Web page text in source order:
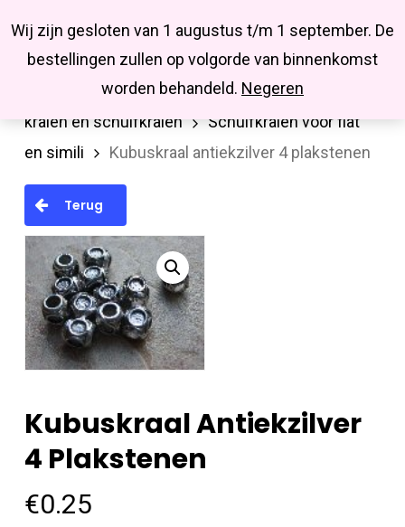
Wij zijn gesloten van 1 augustus t/m 1 september. De
bestellingen zullen op volgorde van binnenkomst
worden behandeld. Negeren
main
Missbluesieraden
searchaccount
Kralen en kralenmixen
Metalen
kralen en schuifkralen
Schuifkralen voor flat
en simili
Kubuskraal antiekzilver 4 plakstenen
Terug
Kubuskraal Antiekzilver
4 Plakstenen
€0.25
Close